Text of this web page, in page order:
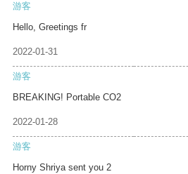
游客
Hello, Greetings fr
2022-01-31
游客
BREAKING! Portable CO2
2022-01-28
游客
Horny Shriya sent you 2